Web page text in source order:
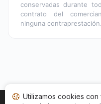
conservadas durante
contrato del
ninguna contraprestación.
Utilizamos cookies